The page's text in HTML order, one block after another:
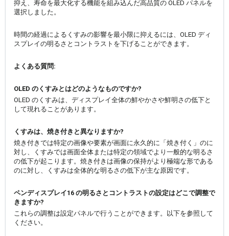
抑え、寿命を最大化する機能を組み込んだ高品質の OLED パネルを
選択しました。
時間の経過によるくすみの影響を最小限に抑えるには、OLED ディ
スプレイの明るさとコントラストを下げることができます。
よくある質問:
OLED のくすみとはどのようなものですか?
OLED のくすみは、ディスプレイ全体の鮮やかさや鮮明さの低下と
して現れることがあります。
くすみは、焼き付きと異なりますか?
焼き付きでは特定の画像や要素が画面に永久的に「焼き付く」のに
対し、くすみでは画面全体または特定の領域でより一般的な明るさ
の低下が起こります。焼き付きは画像の保持がより極端な形である
のに対し、くすみは全体的な明るさの低下が主な原因です。
ペンディスプレイ16 の明るさとコントラストの設定はどこで調整で
きますか?
これらの調整は設定パネルで行うことができます。以下を参照して
ください。